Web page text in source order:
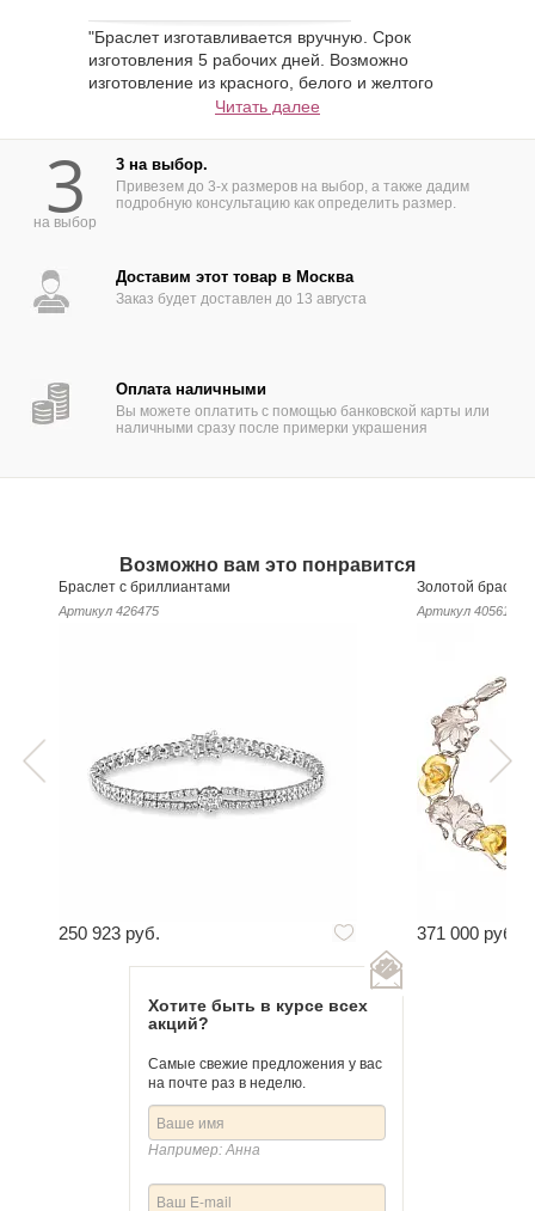
"Браслет изготавливается вручную. Срок
изготовления 5 рабочих дней. Возможно
изготовление из красного, белого и желтого
золота 585 и 750 пробы,материала
Читать далее
3
на выбор
3 на выбор.
Привезем до 3-х размеров на выбор, а также дадим
подробную консультацию как определить размер.
Доставим этот товар в Москва
Заказ будет доставлен до 13 августа
Оплата наличными
Вы можете оплатить с помощью банковской карты или
наличными сразу после примерки украшения
Возможно вам это понравится
Браслет с бриллиантами
Артикул 426475
250 923 руб.
Золотой
Артикул 405613
371 000 руб.
Хотите быть в курсе всех
акций?
Самые свежие предложения у вас
на почте раз в неделю.
Например: Анна